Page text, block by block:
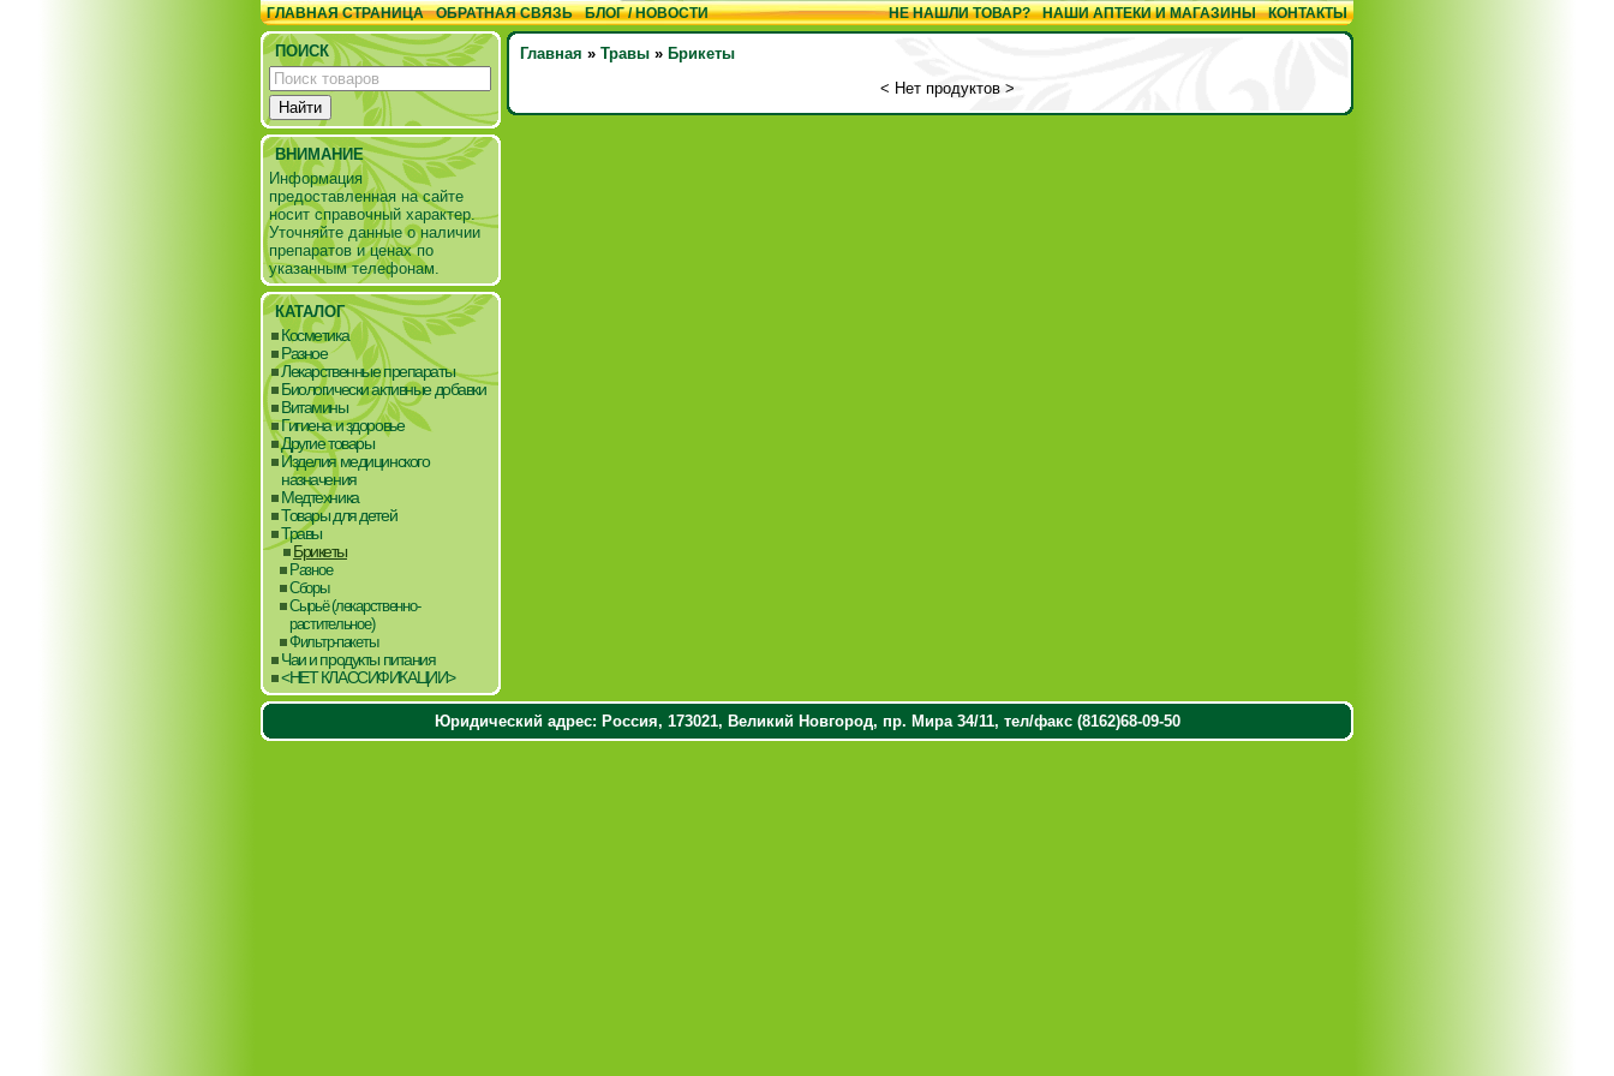
НЕ НАШЛИ ТОВАР? НАШИ АПТЕКИ И МАГАЗИНЫ КОНТАКТЫ
ГЛАВНАЯ СТРАНИЦА ОБРАТНАЯ СВЯЗЬ БЛОГ / НОВОСТИ
ПОИСК
ВНИМАНИЕ
Информация
предоставленная на сайте
носит справочный характер.
Уточняйте данные о наличии
препаратов и ценах по
указанным телефонам.
КАТАЛОГ
Косметика
Разное
Лекарственные препараты
Биологически активные добавки
Витамины
Гигиена и здоровье
Другие товары
Изделия медицинского
назначения
Медтехника
Товары для детей
Травы
Брикеты
Разное
Сборы
Сырьё (лекарственно-
растительное)
Фильтр-пакеты
Чаи и продукты питания
<НЕТ КЛАССИФИКАЦИИ>
Главная » Травы » Брикеты
< Нет продуктов >
Юридический адрес: Россия, 173021, Великий Новгород, пр. Мира 34/11, тел/факс (8162)68-09-50